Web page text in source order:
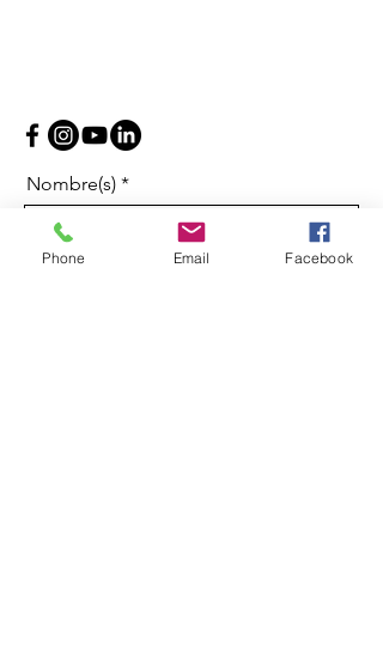
Nombre(s)
Apellidos
Phone Email Facebook